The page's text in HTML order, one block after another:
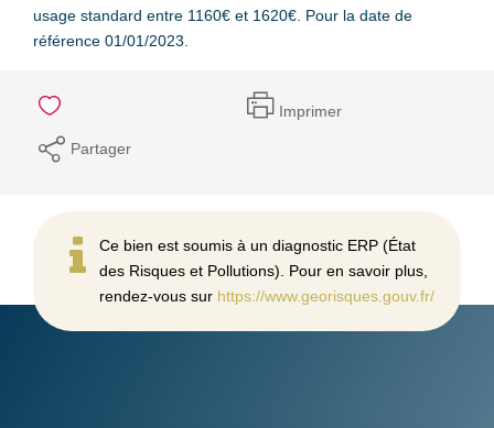
usage standard entre 1160€ et 1620€. Pour la date de
référence 01/01/2023.
Imprimer
Partager
Ce bien est soumis à un diagnostic ERP (État
des Risques et Pollutions). Pour en savoir plus,
rendez-vous sur https://www.georisques.gouv.fr/